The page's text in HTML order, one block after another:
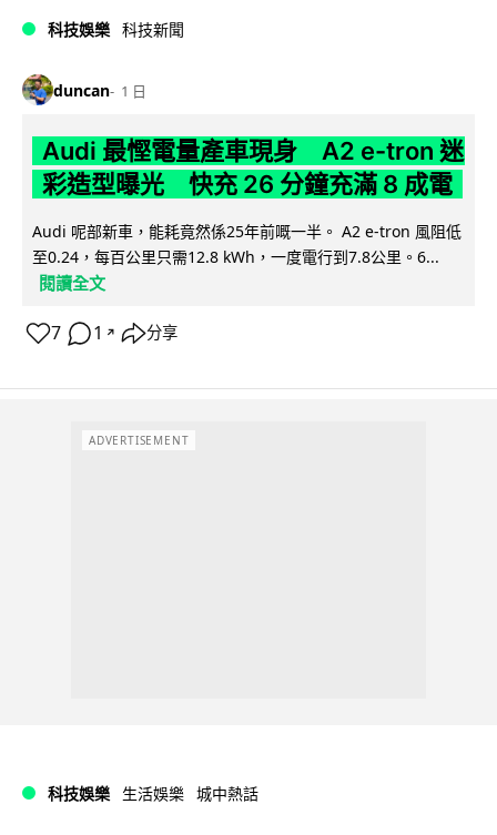
科技娛樂 科技新聞
duncan 1 日
Audi 最慳電量產車現身 A2 e-tron 迷
彩造型曝光 快充 26 分鐘充滿 8 成電
Audi 呢部新車，能耗竟然係25年前嘅一半。 A2 e-tron 風阻低
至0.24，每百公里只需12.8 kWh，一度電行到7.8公里。6...
閱讀全文
7 1 ↗ 分享
ADVERTISEMENT
科技娛樂 生活娛樂 城中熱話